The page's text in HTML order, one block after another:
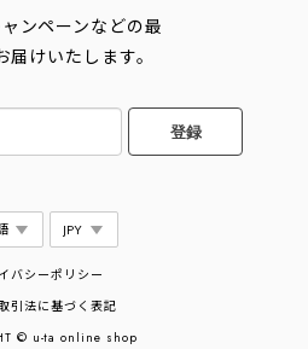
ンペーンなどの最
届けいたします。
登録
バシーポリシー
引法に基づく表記
© u-ta online shop